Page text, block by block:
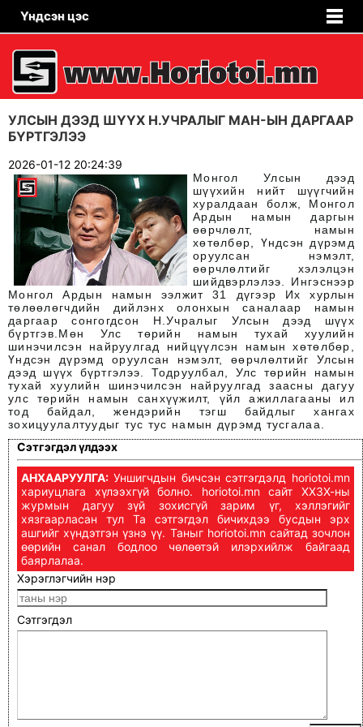
Үндсэн цэс
УЛСЫН ДЭЭД ШҮҮХ Н.УЧРАЛЫГ МАН-ЫН ДАРГААР
БҮРТГЭЛЭЭ
2026-01-12 20:24:39
Монгол Улсын дээд
шүүхийн нийт шүүгчийн
хуралдаан болж, Монгол
Ардын намын даргын
өөрчлөлт, намын
хөтөлбөр, Үндсэн дүрэмд
оруулсан нэмэлт,
өөрчлөлтийг хэлэлцэн
шийдвэрлэлээ. Ингэснээр
Монгол Ардын намын ээлжит 31 дүгээр Их хурлын
төлөөлөгчдийн дийлэнх олонхын саналаар намын
даргаар сонгогдсон Н.Учралыг Улсын дээд шүүх
бүртгэв. Мөн Улс төрийн намын тухай хуулийн
шинэчилсэн найруулгад нийцүүлсэн намын хөтөлбөр,
Үндсэн дүрэмд оруулсан нэмэлт, өөрчлөлтийг Улсын
дээд шүүх бүртгэлээ. Тодруулбал, Улс төрийн намын
тухай хуулийн шинэчилсэн найруулгад заасны дагуу
улс төрийн намын санхүүжилт, үйл ажиллагааны ил
тод байдал, жендэрийн тэгш байдлыг хангах
зохицуулалтуудыг тус тус намын дүрэмд тусгалаа.
Сэтгэгдэл үлдээх
АНХААРУУЛГА: Уншигчдын бичсэн сэтгэгдэлд horiotoi.mn
хариуцлага хүлээхгүй болно. horiotoi.mn сайт ХХЗХ-ны
журмын дагуу зүй зохисгүй зарим үг, хэллэгийг
хязгаарласан тул Та сэтгэгдэл бичихдээ бусдын эрх
ашгийг хүндэтгэн үзнэ үү. Таныг horiotoi.mn сайтад зочлон
өөрийн санал бодлоо чөлөөтэй илэрхийлж байгаад
баярлалаа.
Хэрэглэгчийн нэр
Сэтгэгдэл